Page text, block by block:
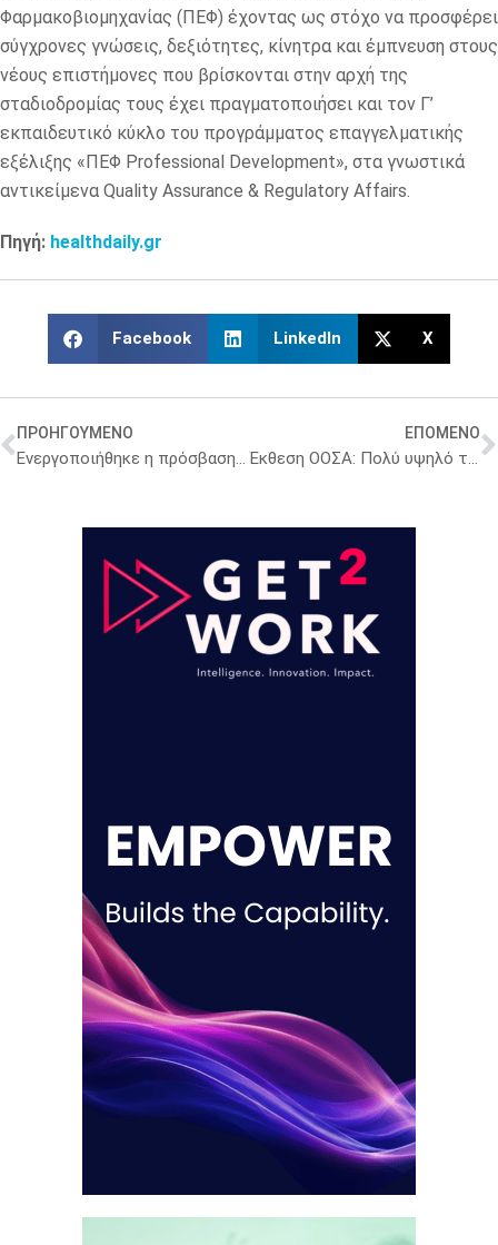
Φαρμακοβιομηχανίας (ΠΕΦ) έχοντας ως στόχο να προσφέρει
σύγχρονες γνώσεις, δεξιότητες, κίνητρα και έμπνευση στους
νέους επιστήμονες που βρίσκονται στην αρχή της
σταδιοδρομίας τους έχει πραγματοποιήσει και τον Γ’
εκπαιδευτικό κύκλο του προγράμματος επαγγελματικής
εξέλιξης «ΠΕΦ Professional Development», στα γνωστικά
αντικείμενα Quality Assurance & Regulatory Affairs.
Πηγή: healthdaily.gr
Facebook LinkedIn X
ΠΡΟΗΓΟΥΜΕΝΟ
Ενεργοποιήθηκε η πρόσβαση των Επισκεπτών Υγείας στα Εθνικά Μητρώα Εμβολιασμών Παιδιών, Εφήβων και Ενηλίκων
ΕΠΟΜΕΝΟ
Έκθεση ΟΟΣΑ: Πολύ υψηλό το ποσοστό του “brain drain” των γιατρών στην Ελλάδα